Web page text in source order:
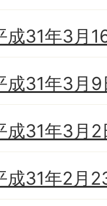
成31年3月
成31年3月
成31年3月2
成31年2月